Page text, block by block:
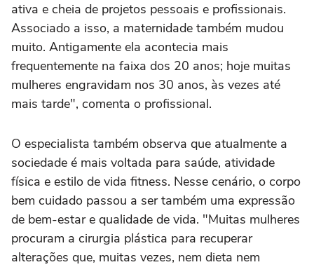
ativa e cheia de projetos pessoais e profissionais.
Associado a isso, a maternidade também mudou
muito. Antigamente ela acontecia mais
frequentemente na faixa dos 20 anos; hoje muitas
mulheres engravidam nos 30 anos, às vezes até
mais tarde", comenta o profissional.
O especialista também observa que atualmente a
sociedade é mais voltada para saúde, atividade
física e estilo de vida fitness. Nesse cenário, o corpo
bem cuidado passou a ser também uma expressão
de bem-estar e qualidade de vida. "Muitas mulheres
procuram a cirurgia plástica para recuperar
alterações que, muitas vezes, nem dieta nem